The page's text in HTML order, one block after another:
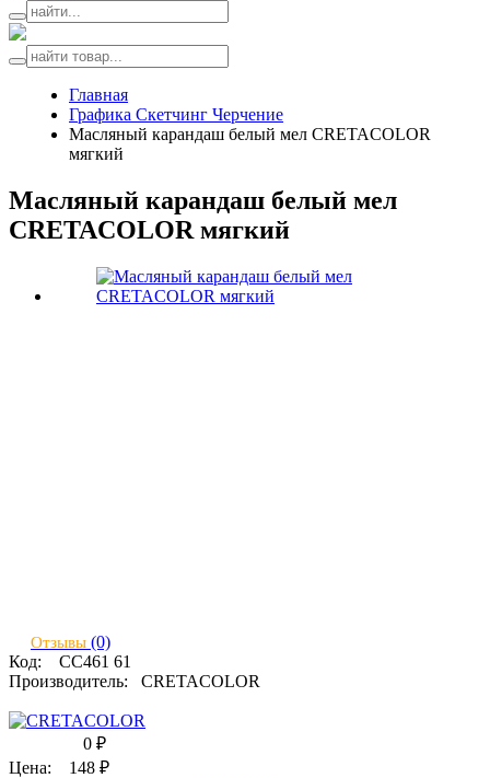
Главная
Графика Скетчинг Черчение
Масляный карандаш белый мел CRETACOLOR
мягкий
Масляный карандаш белый мел
CRETACOLOR мягкий
Отзывы (0)
Код: CC461 61
Производитель: CRETACOLOR
0 ₽
Цена: 148 ₽